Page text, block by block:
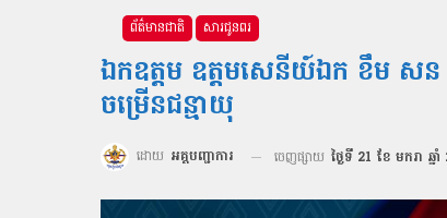
ព័ត៌មានជាតិ សារជូនពរ
ឯកឧត្ដម ឧត្តមសេនីយ៍ឯក ខឹម សន
ចម្រើនជន្មាយុ
ដោយ អគ្គបញ្ជាការ ចេញផ្សាយ ថ្ងៃទី 21 ខែ មករា ឆ្ន